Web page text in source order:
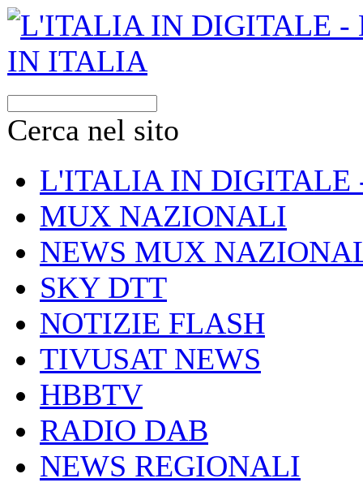
Cerca nel sito
L'ITALIA IN DIGITALE
MUX NAZIONALI
NEWS MUX
SKY DTT
NOTIZIE FLASH
TIVUSAT NEWS
HBBTV
RADIO DAB
NEWS REGIONALI